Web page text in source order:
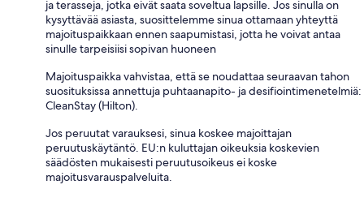
ja terasseja, jotka eivät saata soveltua lapsille. Jos sinulla on
kysyttävää asiasta, suosittelemme sinua ottamaan yhteyttä
majoituspaikkaan ennen saapumistasi, jotta he voivat antaa
sinulle tarpeisiisi sopivan huoneen
Majoituspaikka vahvistaa, että se noudattaa seuraavan tahon
suosituksissa annettuja puhtaanapito- ja desifiointimenetelmiä:
CleanStay (Hilton).
Jos peruutat varauksesi, sinua koskee majoittajan
peruutuskäytäntö. EU:n kuluttajan oikeuksia koskevien
säädösten mukaisesti peruutusoikeus ei koske
majoitusvarauspalveluita.